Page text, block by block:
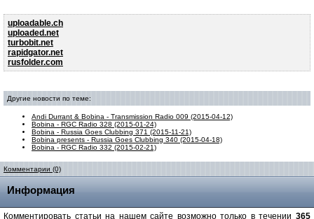
uploadable.ch
uploaded.net
turbobit.net
rapidgator.net
rusfolder.com
Другие новости по теме:
Andi Durrant & Bobina - Transmission Radio 009 (2015-04-12)
Bobina - RGC Radio 328 (2015-01-24)
Bobina - Russia Goes Clubbing 371 (2015-11-21)
Bobina presents - Russia Goes Clubbing 340 (2015-04-18)
Bobina - RGC Radio 332 (2015-02-21)
Комментарии (0)
Информация
Комментировать статьи на нашем сайте возможно только в течении 365